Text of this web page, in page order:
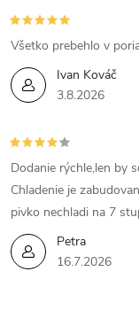
Ivan Kováč
3.8.2026
Všetko prebehlo v
Petra
16.7.2026
Dodanie rýchle,len by
Chladenie je
pivko nechladi na 7